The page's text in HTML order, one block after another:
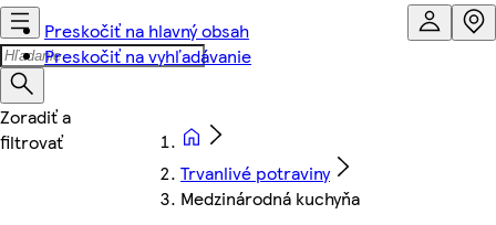
Preskočiť na hlavný obsah
Preskočiť na vyhľadávanie
Trvanlivé potraviny
Medzinárodná kuchyňa